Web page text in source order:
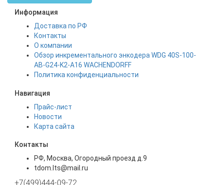
Информация
Доставка по РФ
Контакты
О компании
Обзор инкрементального энкодера WDG 40S-100-
AB-G24-K2-A16 WACHENDORFF
Политика конфиденциальности
Навигация
Прайс-лист
Новости
Карта сайта
Контакты
РФ, Москва, Огородный проезд д.9
tdom.lts@mail.ru
+7(499)444-09-72